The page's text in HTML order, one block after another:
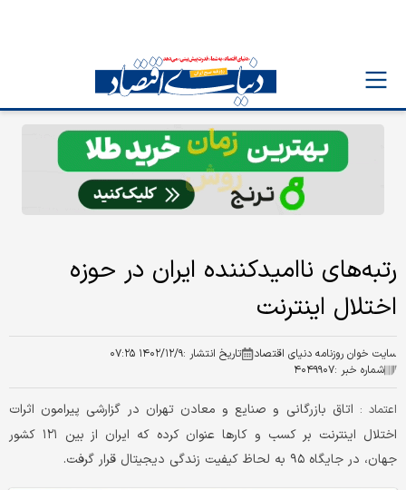
رتبه‌های ناامیدکننده ایران در حوزه
اختلال اینترنت
سایت خوان روزنامه دنیای اقتصاد تاریخ انتشار :۱۴۰۲/۱۲/۹ ۰۷:۲۵
شماره خبر :۴۰۴۹۹۰۷
اعتماد : اتاق بازرگانی و صنایع و معادن تهران در گزارشی پیرامون اثرات
اختلال اینترنت بر کسب و کارها عنوان کرده که ‌ایران از بین ۱۲۱ کشور
جهان، ‌در جایگاه ۹۵ به لحاظ کیفیت زندگی دیجیتال قرار گرفت.